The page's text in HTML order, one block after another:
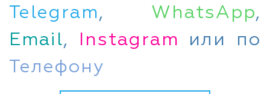
Telegram, WhatsApp,
Email, Instagram или по
Телефону